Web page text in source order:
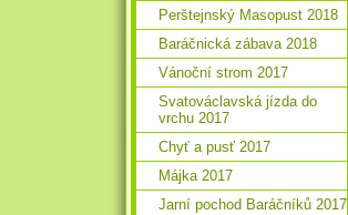
Perštejnský Masopust 2018
Baráčnická zábava 2018
Vánoční strom 2017
Svatováclavská jízda do
vrchu 2017
Chyť a pusť 2017
Májka 2017
Jarní pochod Baráčníků 2017